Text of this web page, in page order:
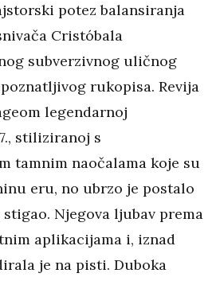
potez balansiranja
Cristóbala
subverzivnog uličnog
rukopisa. Revija
legendarnoj
stiliziranoj s
tamnim naočalama koje su
eru, no ubrzo je postalo
Njegova ljubav prema
aplikacijama i, iznad
je na pisti. Duboka